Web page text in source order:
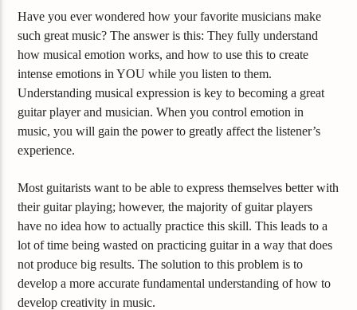
Have you ever wondered how your favorite musicians make
such great music? The answer is this: They fully understand
how musical emotion works, and how to use this to create
intense emotions in YOU while you listen to them.
Understanding musical expression is key to becoming a great
guitar player and musician. When you control emotion in
music, you will gain the power to greatly affect the listener’s
experience.
Most guitarists want to be able to express themselves better with
their guitar playing; however, the majority of guitar players
have no idea how to actually practice this skill. This leads to a
lot of time being wasted on practicing guitar in a way that does
not produce big results. The solution to this problem is to
develop a more accurate fundamental understanding of how to
develop creativity in music.